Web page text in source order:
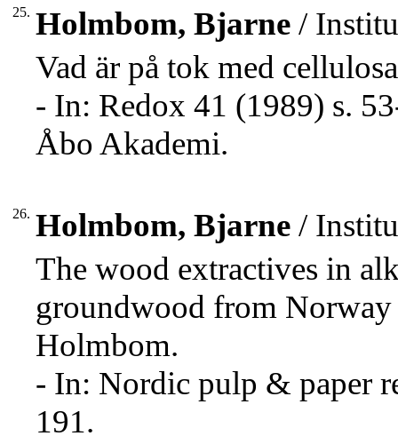
25. Holmbom, Bjarne /
Vad är på tok med
- In: Redox 41 (1989) s.
Åbo Akademi.
26. Holmbom, Bjarne /
The wood extractives in
groundwood from
Holmbom.
- In: Nordic pulp & paper
191.